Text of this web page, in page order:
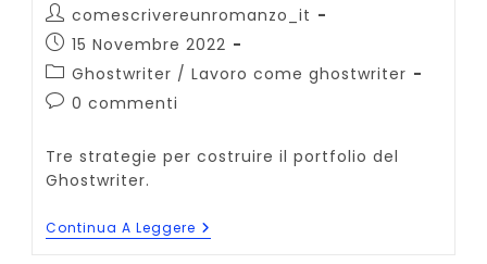
Autore
dell'articolo:
comescrivereunromanzo_it
Articolo
pubblicato:
15 Novembre 2022
Categoria
dell'articolo:
Ghostwriter / Lavoro come ghostwriter
Commenti
0 commenti
Tre strategie per costruire il portfolio del
Ghostwriter.
Continua A Leggere Portfolio
Ghostwriter: